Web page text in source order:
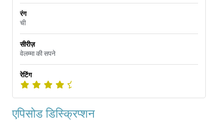
रंग
ची
सीरीज़
वेलम्मा की सपने
रेटिंग
एपिसोड डिस्क्रिप्शन